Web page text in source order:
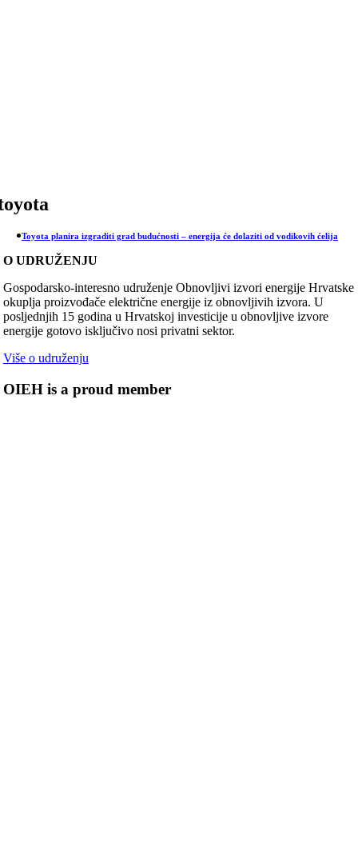
Toyota planira izgraditi grad budućnosti – energija će dolaziti od vodikovih ćelija
O UDRUŽENJU
Gospodarsko-interesno udruženje Obnovljivi izvori energije Hrvatske
okuplja proizvođače električne energije iz obnovljivih izvora. U
posljednjih 15 godina u Hrvatskoj investicije u obnovljive izvore
energije gotovo isključivo nosi privatni sektor.
Više o udruženju
OIEH is a proud member